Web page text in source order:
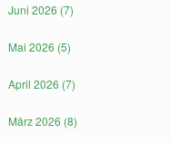
Juni 2026 (7)
Mai 2026 (5)
April 2026 (7)
März 2026 (8)